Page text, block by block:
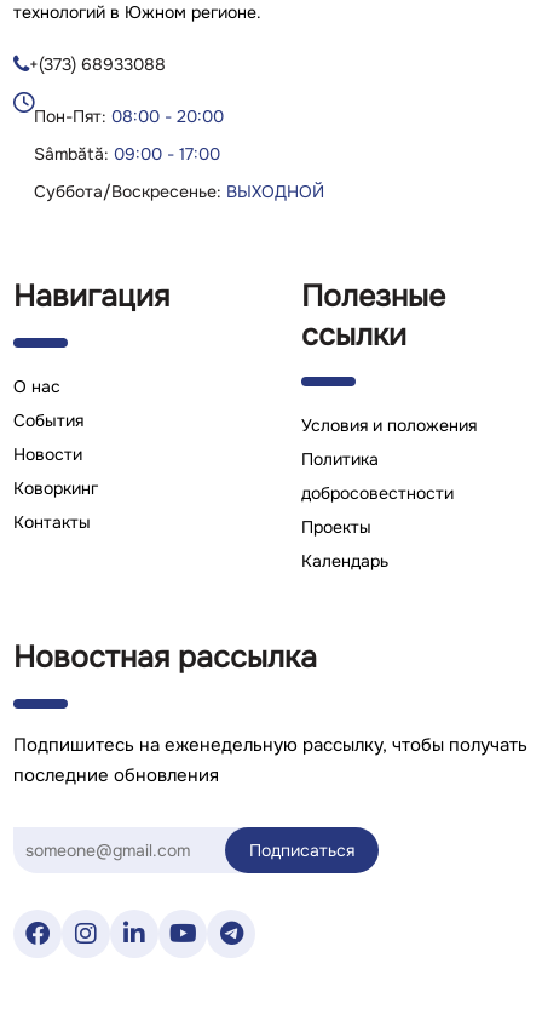
технологий в Южном регионе.
+(373) 68933088

Пон-Пят:08:00 - 20:00
Sâmbătă:09:00 - 17:00
Суббота/Воскресенье: ВЫХОДНОЙ
Навигация
О нас
Cобытия
Новости
Коворкинг
Контакты
Полезные
ссылки
Условия и положения
Политика
добросовестности
Проекты
Календарь
Новостная рассылка
Подпишитесь на еженедельную рассылку, чтобы получать
последние обновления